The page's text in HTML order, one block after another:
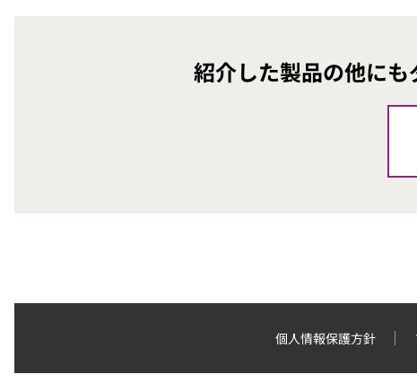
紹介した製品の他にも
個人情報保護方針